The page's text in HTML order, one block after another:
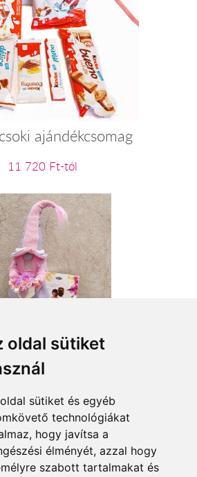
oldal sütiket
sütiket és egyéb
technológiákat
hogy javítsa a
élményét, azzal hogy
szabott tartalmakat és
ajándékcsomag
11 720 Ft-tól
szépség
18 480 Ft-tól
fizetési módok